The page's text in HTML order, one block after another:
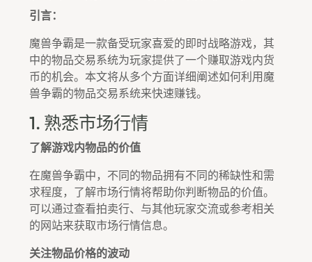
引言：
魔兽争霸是一款备受玩家喜爱的即时战略游戏，其
中的物品交易系统为玩家提供了一个赚取游戏内货
币的机会。本文将从多个方面详细阐述如何利用魔
兽争霸的物品交易系统来快速赚钱。
1. 熟悉市场行情
了解游戏内物品的价值
在魔兽争霸中，不同的物品拥有不同的稀缺性和需
求程度，了解市场行情将帮助你判断物品的价值。
可以通过查看拍卖行、与其他玩家交流或参考相关
的网站来获取市场行情信息。
关注物品价格的波动